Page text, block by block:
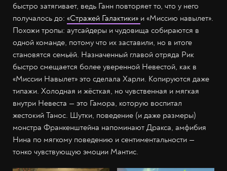
быстро затягивает, ведь Ганн повторяет то, что у него
получалось до: «Стражей Галактики» и «Миссию навылет».
Похожи тропы: аутсайдеры и чудовища собираются в
одной команде, потому что их заставили, но в итоге
становятся семьёй. Назначенный главой отряда Рик
быстро смещается более уверенной Невестой, как в
«Миссии Навылет» это сделала Харли. Копируются даже
типажи. Холодная и жёсткая, но чувственная и мягкая
внутри Невеста — это Гамора, которую воспитал
жестокий Танос. Шутки, поведение (и даже размеры)
монстра Франкенштейна напоминают Дракса, амфибия
Нина по мягкому поведению и сентиментальности —
тонко чувствующую эмоции Мантис.